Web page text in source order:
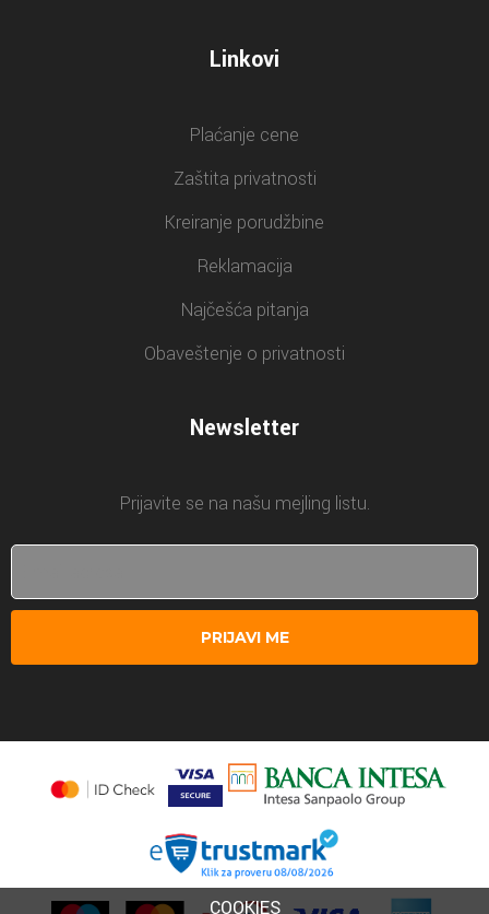
Linkovi
Plaćanje cene
Zaštita privatnosti
Kreiranje porudžbine
Reklamacija
Najčešća pitanja
Obaveštenje o privatnosti
Newsletter
Prijavite se na našu mejling listu.
PRIJAVI ME
COOKIES